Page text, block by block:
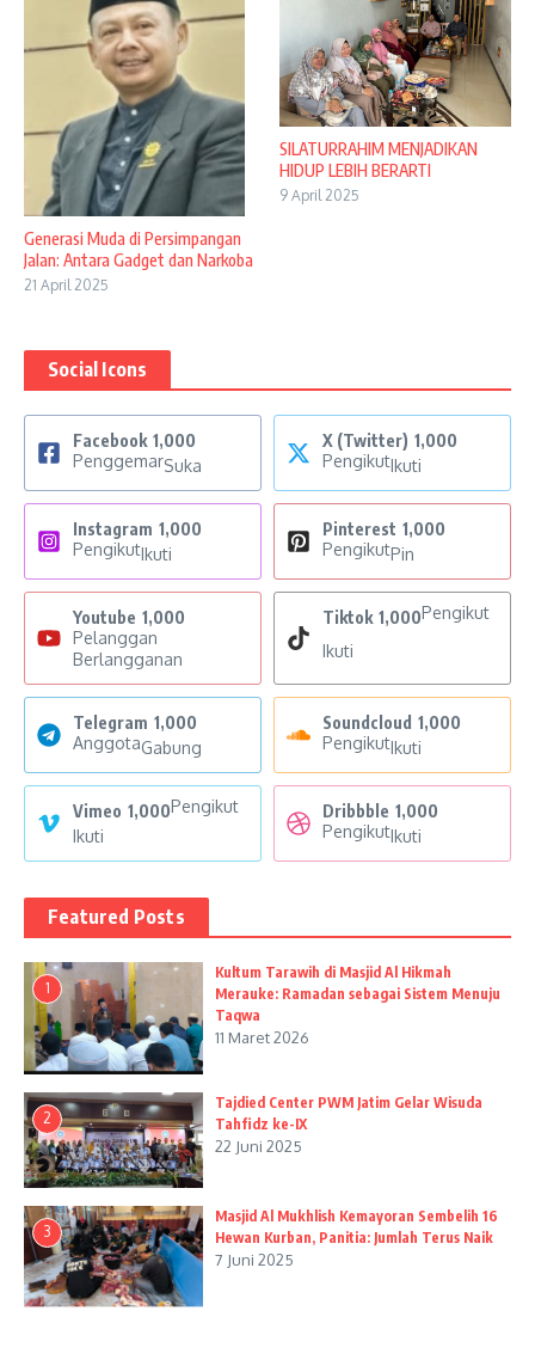
Generasi Muda di Persimpangan
Jalan: Antara Gadget dan Narkoba
21 April 2025
SILATURRAHIM MENJADIKAN
HIDUP LEBIH BERARTI
9 April 2025
Social Icons
Facebook 1,000
PenggemarSuka
X (Twitter) 1,000
PengikutIkuti
Instagram 1,000
PengikutIkuti
Pinterest 1,000
PengikutPin
Youtube 1,000
Pelanggan
Berlangganan
Tiktok 1,000Pengikut
Ikuti
Telegram 1,000
AnggotaGabung
Soundcloud 1,000
PengikutIkuti
Vimeo 1,000Pengikut
Ikuti
Dribbble 1,000
PengikutIkuti
Featured Posts
1
Kultum Tarawih di Masjid Al Hikmah
Merauke: Ramadan sebagai Sistem Menuju
Taqwa
11 Maret 2026
2
Tajdied Center PWM Jatim Gelar Wisuda
Tahfidz ke-IX
22 Juni 2025
3
Masjid Al Mukhlish Kemayoran Sembelih 16
Hewan Kurban, Panitia: Jumlah Terus Naik
7 Juni 2025